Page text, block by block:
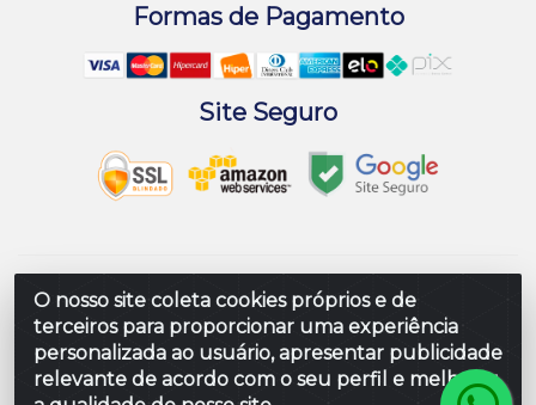
O nosso site coleta cookies próprios e de
terceiros para proporcionar uma experiência
personalizada ao usuário, apresentar publicidade
relevante de acordo com o seu perfil e melhorar
Formas de Pagamento
Site Seguro
Embalar Distribuidora de Embalagens LTDA - Rodovia
Br 104 Al, Loteamento Paraiso, S/N - Prefeito Antonio L
de Souza, Rio Largo/AL - CEP 57100-000 - CNPJ
10.347.424/0001-80